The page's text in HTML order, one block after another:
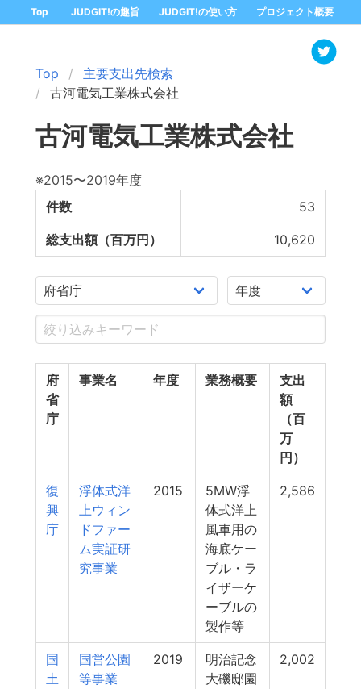
Top JUDGIT!の趣旨 JUDGIT!の使い方 プロジェクト概要
Top
主要支出先検索
古河電気工業株式会社
古河電気工業株式会社
※2015〜2019年度
件数
53
総支出額（百万円） 10,620
府
省
庁
事業名 年度 業務概要
支出
額
（百
万
円）
復
興
庁
浮体式洋
上ウィン
ドファー
ム実証研
究事業
2015
5MW浮
体式洋上
風車用の
海底ケー
ブル・ラ
イザーケ
ーブルの
製作等
2,586
国
土
国営公園
等事業
2019
明治記念
大磯邸園
2,002